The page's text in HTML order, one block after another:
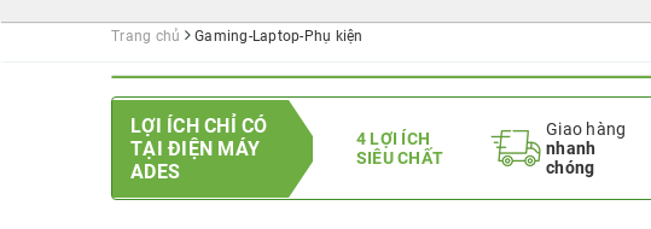
Trang chủ Gaming-Laptop-Phụ kiện
LỢI ÍCH CHỈ CÓ
TẠI ĐIỆN MÁY
ADES
4 LỢI ÍCH
SIÊU CHẤT
Giao hàng
nhanh
chóng